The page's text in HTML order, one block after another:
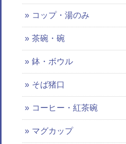
コップ・湯のみ
茶碗・碗
鉢・ボウル
そば猪口
コーヒー・紅茶碗
マグカップ